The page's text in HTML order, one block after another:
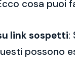
cosa puoi
link sospetti:
possono